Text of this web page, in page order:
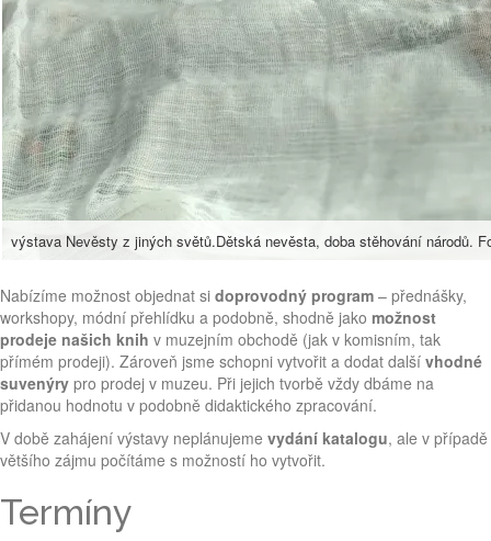
výstava Nevěsty z jiných světů.Dětská nevěsta, doba stěhování národů.
Nabízíme možnost objednat si doprovodný program – přednášky,
workshopy, módní přehlídku a podobně, shodně jako možnost
prodeje našich knih v muzejním obchodě (jak v komisním, tak
přímém prodeji). Zároveň jsme schopni vytvořit a dodat další vhodné
suvenýry pro prodej v muzeu. Při jejich tvorbě vždy dbáme na
přidanou hodnotu v podobně didaktického zpracování.
V době zahájení výstavy neplánujeme vydání katalogu, ale v případě
většího zájmu počítáme s možností ho vytvořit.
Termíny